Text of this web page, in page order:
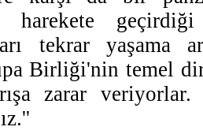
geçirdiği
tekrar yaşama
Birliği'nin temel
zarar